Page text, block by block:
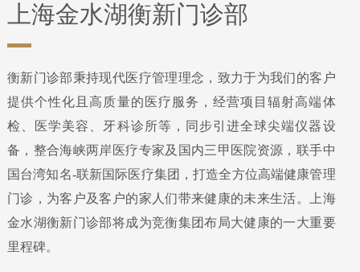
上海金水湖衡新门诊部
衡新门诊部秉持现代医疗管理理念，致力于为我们的客户
提供个性化且高质量的医疗服务，经营项目辐射高端体
检、医学美容、牙科诊所等，同步引进全球尖端仪器设
备，整合海峡两岸医疗专家及国内三甲医院资源，联手中
国台湾知名-联新国际医疗集团，打造全方位高端健康管理
门诊，为客户及客户的家人们带来健康的未来生活。上海
金水湖衡新门诊部将成为竞衡集团布局大健康的一大重要
里程碑。